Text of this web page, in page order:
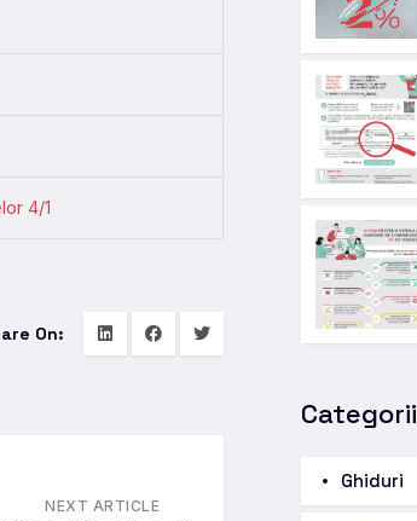
4/1
On:
NEXT ARTICLE
Categorii
Ghiduri